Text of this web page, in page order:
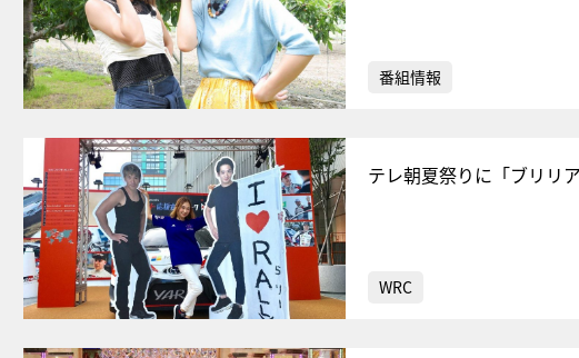
番組情報
テレ朝夏祭りに「ブリリ
WRC